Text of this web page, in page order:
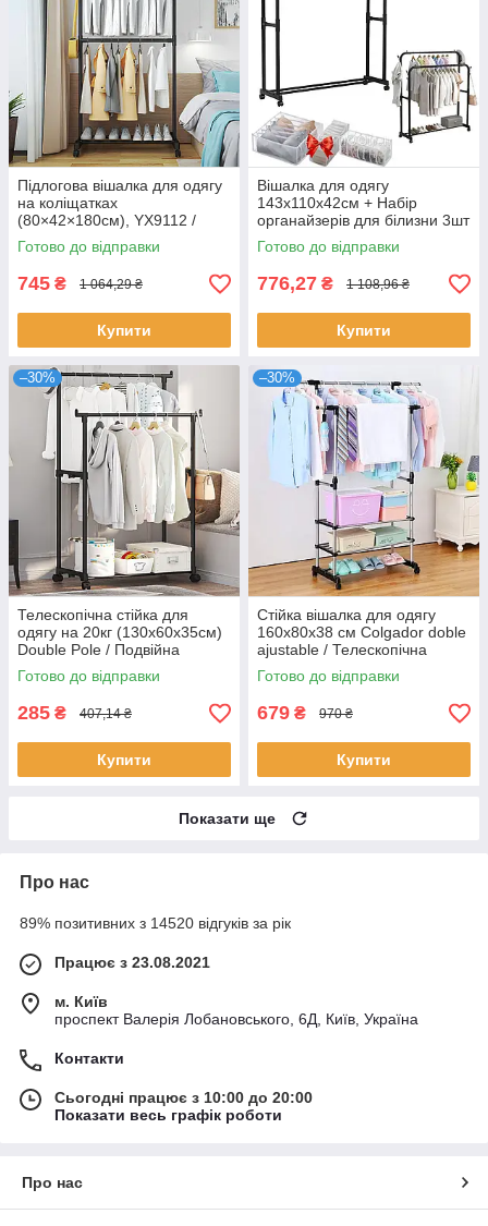
Підлогова вішалка для одягу
на коліщатках
(80×42×180см), YX9112 /
Стійка для одягу / Вішалка-
стійка
Готово до відправки
745 ₴ 1 064,29 ₴
Купити
Вішалка для одягу
143х110х42см + Набір
органайзерів для білизни 3шт
/ Підлогова стійка для речей
Готово до відправки
776,27 ₴ 1 108,96 ₴
Купити
–30%
Телескопічна стійка для
одягу на 20кг (130х60х35см)
Double Pole / Подвійна
вішалка в коридор
Готово до відправки
285 ₴ 407,14 ₴
Купити
–30%
Стійка вішалка для одягу
160х80х38 см Colgador doble
ajustable / Телескопічна
пересувна вішалка
Готово до відправки
679 ₴ 970 ₴
Купити
Показати ще
Про нас
89% позитивних з 14520 відгуків за рік
Працює з 23.08.2021
м. Київ
проспект Валерія Лобановського, 6Д, Київ, Україна
Контакти
Сьогодні працює з 10:00 до 20:00
Показати весь графік роботи
Про нас